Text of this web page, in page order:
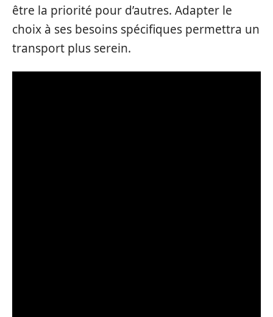
être la priorité pour d’autres. Adapter le
choix à ses besoins spécifiques permettra un
transport plus serein.